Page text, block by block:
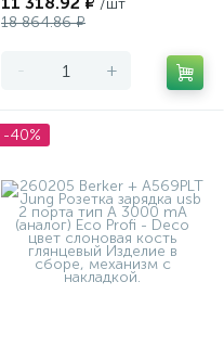
/шт
18 864.86 ₽
- +
-40%